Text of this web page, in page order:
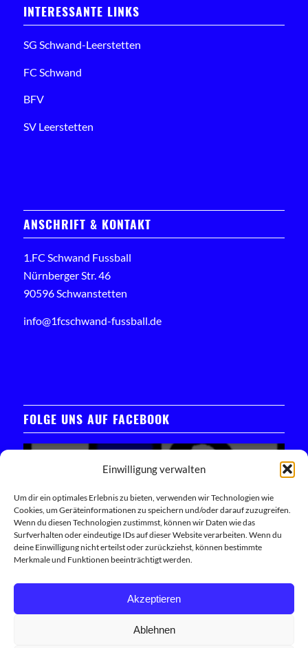
Einwilligung verwalten
Um dir ein optimales Erlebnis zu bieten, verwenden wir Technologien wie
Cookies, um Geräteinformationen zu speichern und/oder darauf zuzugreifen.
Wenn du diesen Technologien zustimmst, können wir Daten wie das
Surfverhalten oder eindeutige IDs auf dieser Website verarbeiten. Wenn du
deine Einwilligung nicht erteilst oder zurückziehst, können bestimmte
Merkmale und Funktionen beeinträchtigt werden.
Akzeptieren
Ablehnen
INTERESSANTE LINKS
SG Schwand-Leerstetten
FC Schwand
BFV
SV Leerstetten
ANSCHRIFT & KONTAKT
1.FC Schwand Fussball
Nürnberger Str. 46
90596 Schwanstetten
info@1fcschwand-fussball.de
FOLGE UNS AUF FACEBOOK
Klicken Sie hier, um das Facebook-Widget zu laden
Trete unserer Facebook-Community bei